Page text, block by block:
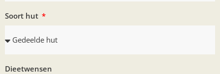
Soort hut
Dieetwensen